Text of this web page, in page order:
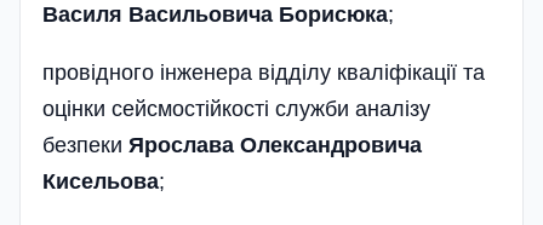
Василя Васильовича Борисюка;
провідного інженера відділу кваліфікації та
оцінки сейсмостійкості служби аналізу
безпеки Ярослава Олександровича
Кисельова;